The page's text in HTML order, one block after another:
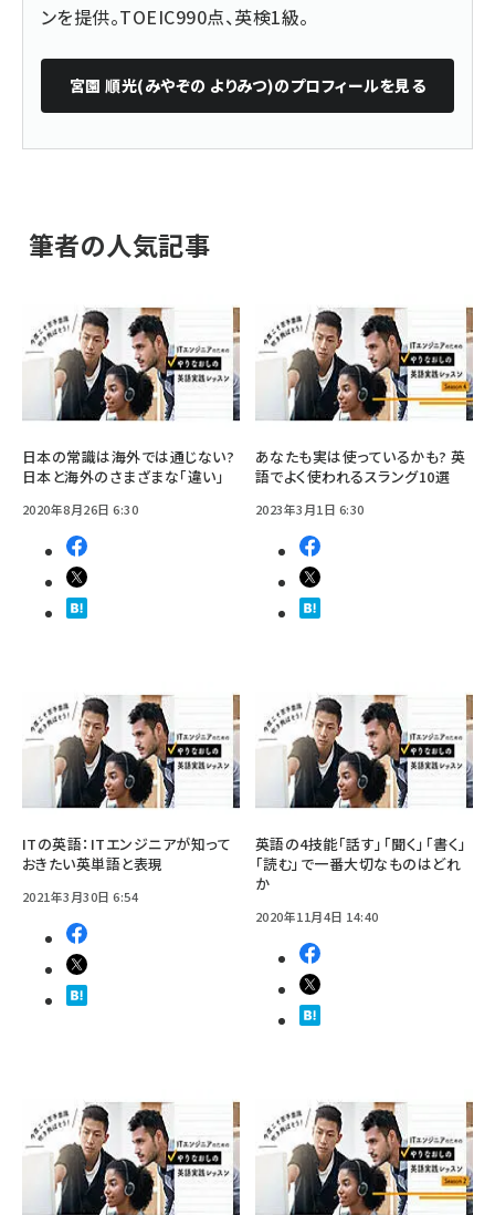
ンを提供。TOEIC990点、英検1級。
宮園 順光(みやぞの よりみつ)のプロフィールを見る
筆者の人気記事
日本の常識は海外では通じない?
日本と海外のさまざまな「違い」
2020年8月26日 6:30
あなたも実は使っているかも? 英
語でよく使われるスラング10選
2023年3月1日 6:30
ITの英語：ITエンジニアが知って
おきたい英単語と表現
2021年3月30日 6:54
英語の4技能「話す」「聞く」「書く」
「読む」で一番大切なものはどれ
か
2020年11月4日 14:40